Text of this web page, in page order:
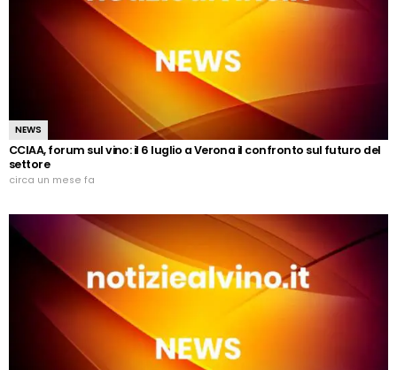
NEWS
CCIAA, forum sul vino: il 6 luglio a Verona il confronto sul futuro del
settore
circa un mese fa